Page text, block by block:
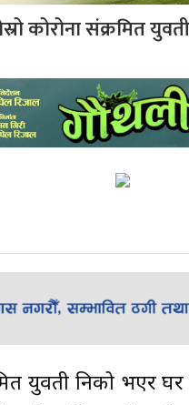
कोरोना संक्रमित
युवती निको भएर